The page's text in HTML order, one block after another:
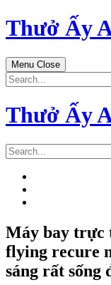
Skip
to
Thưở Ấy
Menu Close
Search
for:
Thưở Ấy
Search
for:
Máy bay trực
flying recure
sáng rất sống